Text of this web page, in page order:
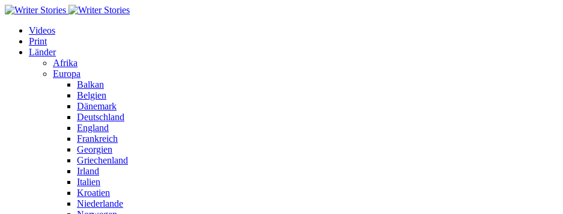
Videos
Print
Länder
Afrika
Europa
Balkan
Belgien
Dänemark
Deutschland
England
Frankreich
Georgien
Griechenland
Irland
Italien
Kroatien
Niederlande